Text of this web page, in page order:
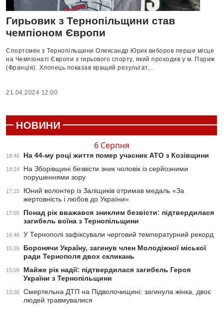
Гирьовик з Тернопільщини став
чемпіоном Європи
Спортсмен з Тернопільщини Олександр Юрик виборов перше місце
на Чемпіонаті Європи з гирьового спорту, який проходив у м. Париж
(Франція). Хлопець показав кращий результат...
21.04.2024 12:00
НОВИНИ
6 Серпня
18:46 На 44-му році життя помер учасник АТО з Козівщини
18:24
На Зборівщині безвісти зник чоловік із серйозними
порушеннями зору
17:15
Юний волонтер із Заліщиків отримав медаль «За
жертовність і любов до України»
17:00
Понад рік вважався зниклим безвісти: підтвердилася
загибель воїна з Тернопільщини
16:48 У Тернополі зафіксували черговий температурний рекорд
15:39
Боронячи Україну, загинув член Молодіжної міської
ради Тернополя двох скликань
15:09
Майже рік надії: підтвердилася загибель Героя
України з Тернопільщини
13:38
Смертельна ДТП на Підволочищині: загинула жінка, двоє
людей травмувалися